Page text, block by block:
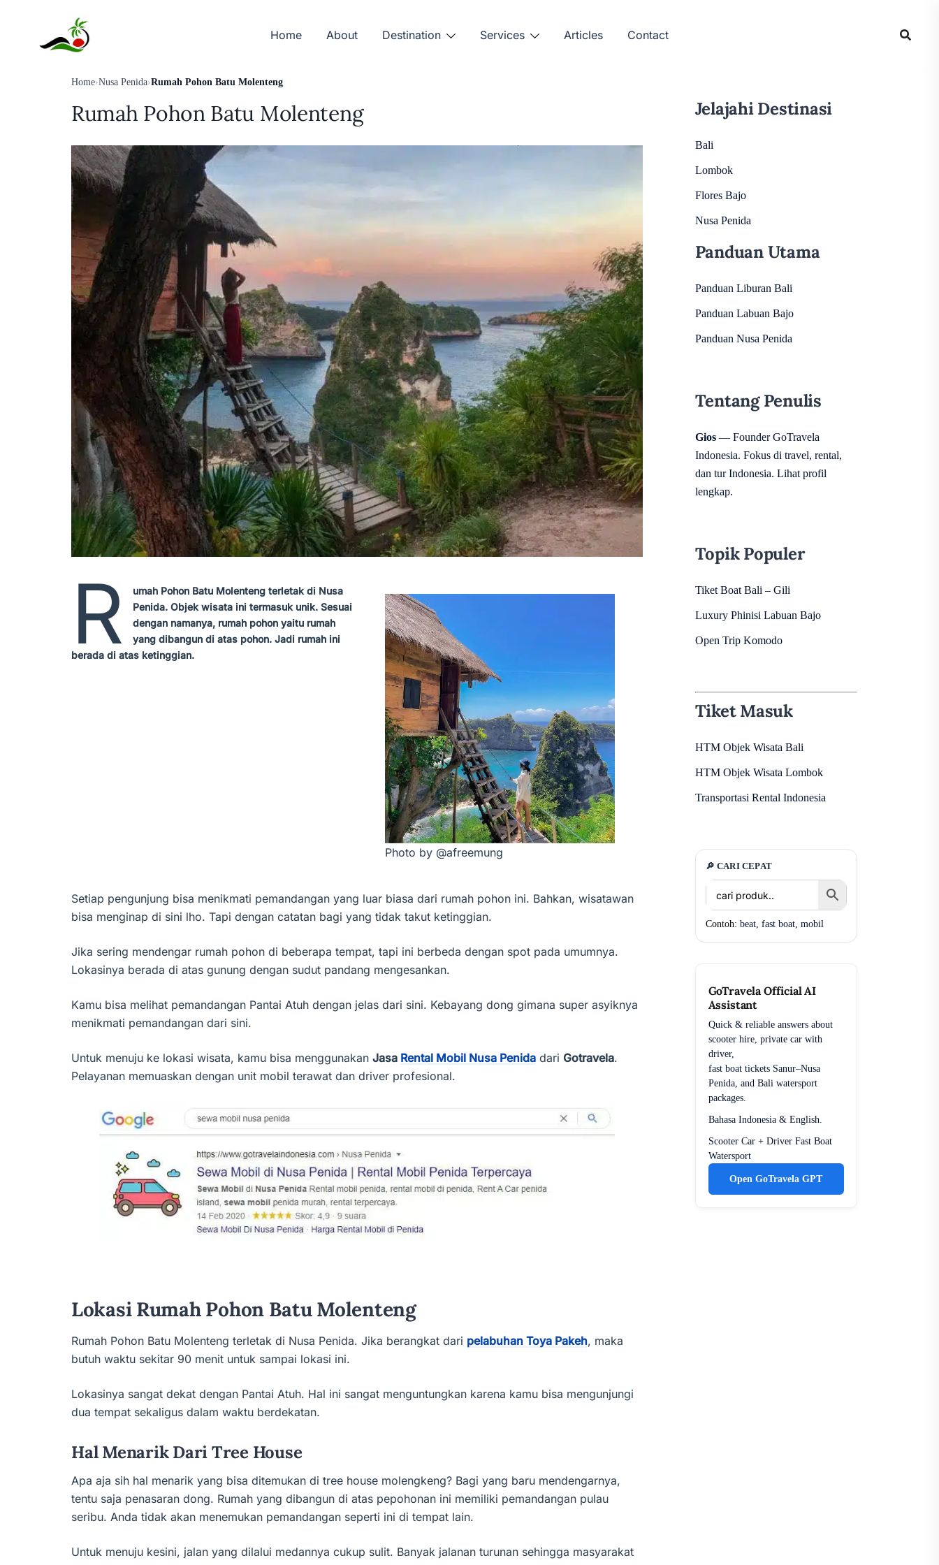
Home About Destination Services Articles Contact
Home›Nusa Penida›Rumah Pohon Batu Molenteng
Rumah Pohon Batu Molenteng
R
umah Pohon Batu Molenteng terletak di Nusa
Penida. Objek wisata ini termasuk unik. Sesuai
dengan namanya, rumah pohon yaitu rumah
yang dibangun di atas pohon. Jadi rumah ini
berada di atas ketinggian.
Photo by @afreemung
Setiap pengunjung bisa menikmati pemandangan yang luar biasa dari rumah pohon ini. Bahkan, wisatawan
bisa menginap di sini lho. Tapi dengan catatan bagi yang tidak takut ketinggian.
Jika sering mendengar rumah pohon di beberapa tempat, tapi ini berbeda dengan spot pada umumnya.
Lokasinya berada di atas gunung dengan sudut pandang mengesankan.
Kamu bisa melihat pemandangan Pantai Atuh dengan jelas dari sini. Kebayang dong gimana super asyiknya
menikmati pemandangan dari sini.
Untuk menuju ke lokasi wisata, kamu bisa menggunakan Jasa Rental Mobil Nusa Penida dari Gotravela.
Pelayanan memuaskan dengan unit mobil terawat dan driver profesional.
Lokasi Rumah Pohon Batu Molenteng
Rumah Pohon Batu Molenteng terletak di Nusa Penida. Jika berangkat dari pelabuhan Toya Pakeh, maka
butuh waktu sekitar 90 menit untuk sampai lokasi ini.
Lokasinya sangat dekat dengan Pantai Atuh. Hal ini sangat menguntungkan karena kamu bisa mengunjungi
dua tempat sekaligus dalam waktu berdekatan.
Hal Menarik Dari Tree House
Apa aja sih hal menarik yang bisa ditemukan di tree house molengkeng? Bagi yang baru mendengarnya,
tentu saja penasaran dong. Rumah yang dibangun di atas pepohonan ini memiliki pemandangan pulau
seribu. Anda tidak akan menemukan pemandangan seperti ini di tempat lain.
Untuk menuju kesini, jalan yang dilalui medannya cukup sulit. Banyak jalanan turunan sehingga masyarakat
Jelajahi Destinasi
Bali
Lombok
Flores Bajo
Nusa Penida
Panduan Utama
Panduan Liburan Bali
Panduan Labuan Bajo
Panduan Nusa Penida
Tentang Penulis
Gios— Founder GoTravela
Indonesia. Fokus di travel, rental,
dan tur Indonesia. Lihat profil
lengkap.
Topik Populer
Tiket Boat Bali – Gili
Luxury Phinisi Labuan Bajo
Open Trip Komodo
Tiket Masuk
HTM Objek Wisata Bali
HTM Objek Wisata Lombok
Transportasi Rental Indonesia
🔎 CARI CEPAT
Contoh: beat, fast boat, mobil
GoTravela Official AI
Assistant
Quick & reliable answers about
scooter hire, private car with
driver,
fast boat tickets Sanur–Nusa
Penida, and Bali watersport
packages.
Bahasa Indonesia & English.
Scooter Car + Driver Fast Boat
Watersport
Open GoTravela GPT